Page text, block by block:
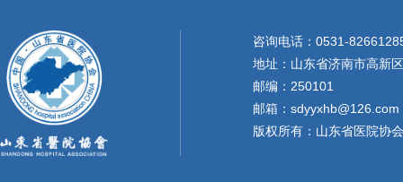
咨询电话：0531-
地址：山东省济南市高新
邮编：250101
邮箱：sdyyxhb@126.com
版权所有：山东省医院协